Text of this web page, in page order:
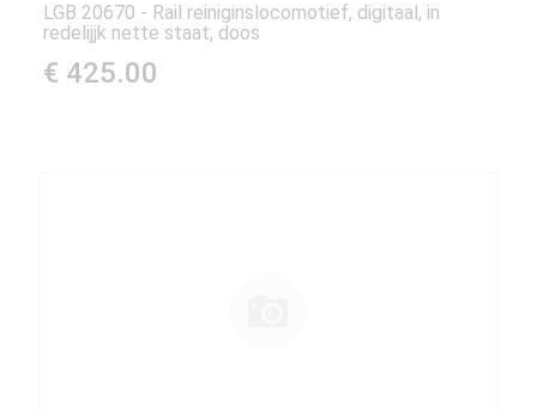
LGB 20670 - Rail reiniginslocomotief, digitaal, in
redelijjk nette staat, doos
€ 425.00